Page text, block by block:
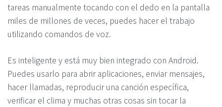
tareas manualmente tocando con el dedo en la pantalla
miles de millones de veces, puedes hacer el trabajo
utilizando comandos de voz.
Es inteligente y está muy bien integrado con Android.
Puedes usarlo para abrir aplicaciones, enviar mensajes,
hacer llamadas, reproducir una canción específica,
verificar el clima y muchas otras cosas sin tocar la